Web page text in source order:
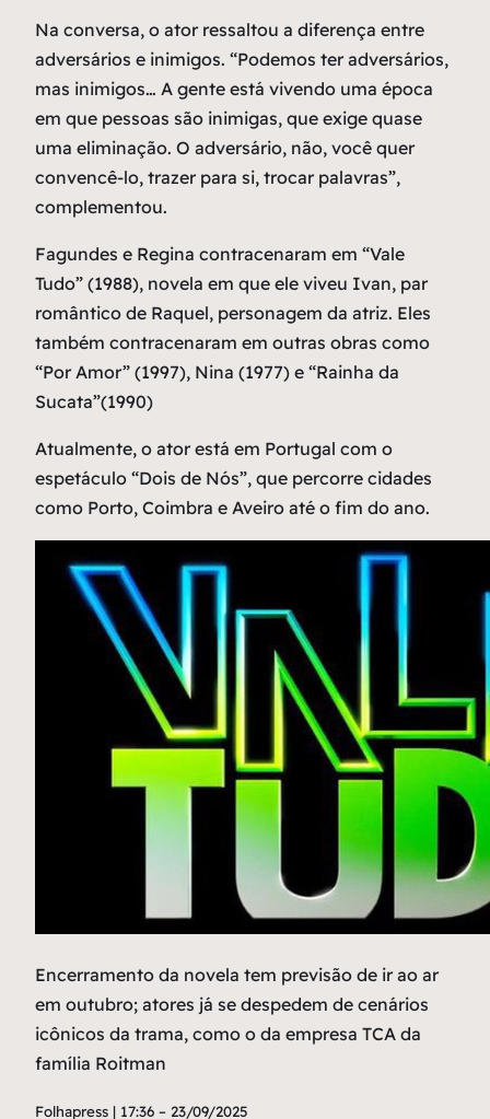
Na conversa, o ator ressaltou a diferença entre
adversários e inimigos. “Podemos ter adversários,
mas inimigos… A gente está vivendo uma época
em que pessoas são inimigas, que exige quase
uma eliminação. O adversário, não, você quer
convencê-lo, trazer para si, trocar palavras”,
complementou.
Fagundes e Regina contracenaram em “Vale
Tudo” (1988), novela em que ele viveu Ivan, par
romântico de Raquel, personagem da atriz. Eles
também contracenaram em outras obras como
“Por Amor” (1997), Nina (1977) e “Rainha da
Sucata”(1990)
Atualmente, o ator está em Portugal com o
espetáculo “Dois de Nós”, que percorre cidades
como Porto, Coimbra e Aveiro até o fim do ano.
Encerramento da novela tem previsão de ir ao ar
em outubro; atores já se despedem de cenários
icônicos da trama, como o da empresa TCA da
família Roitman
Folhapress | 17:36 – 23/09/2025